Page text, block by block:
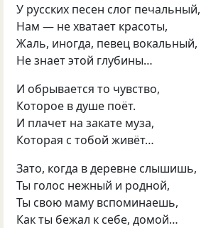
У русских песен слог печальный,
Нам — не хватает красоты,
Жаль, иногда, певец вокальный,
Не знает этой глубины…
И обрывается то чувство,
Которое в душе поёт.
И плачет на закате муза,
Которая с тобой живёт…
Зато, когда в деревне слышишь,
Ты голос нежный и родной,
Ты свою маму вспоминаешь,
Как ты бежал к себе, домой…